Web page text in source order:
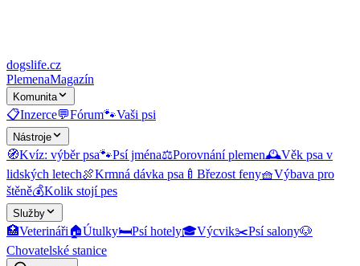
dogslife.cz
PlemenaMagazín
Komunita
📋Inzerce💬Fórum🐾Vaši psi
Nástroje
🧭Kvíz: výběr psa🐾Psí jména⚖️Porovnání plemen🕰️Věk psa v
lidských letech🍖Krmná dávka psa 🍼 Březost feny🧺Výbava pro
štěně💰Kolik stojí pes
Služby
🏥Veterináři🏠Útulky🛏️Psí hotely🎓Výcvik✂️Psí salony🐶
Chovatelské stanice